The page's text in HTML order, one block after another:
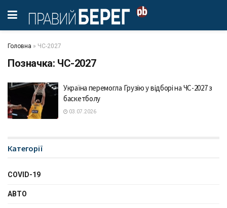
Головна » ЧС-2027
Позначка: ЧС-2027
Україна перемогла Грузію у відборі на ЧС-2027 з
баскетболу
03.07.2026
Категорії
COVID-19
АВТО